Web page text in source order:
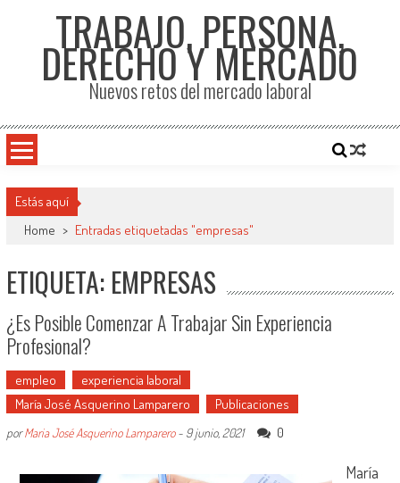
TRABAJO, PERSONA,
DERECHO Y MERCADO
Nuevos retos del mercado laboral
Estás aquí
Home > Entradas etiquetadas "empresas"
ETIQUETA: EMPRESAS
¿Es Posible Comenzar A Trabajar Sin Experiencia
Profesional?
empleo
experiencia laboral
María José Asquerino Lamparero
Publicaciones
porMaria José Asquerino Lamparero- 9 junio, 2021 0
María